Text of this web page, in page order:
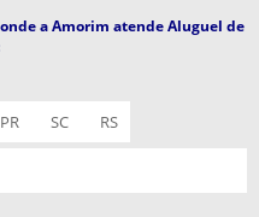
a Amorim atende Aluguel de
PR SC RS